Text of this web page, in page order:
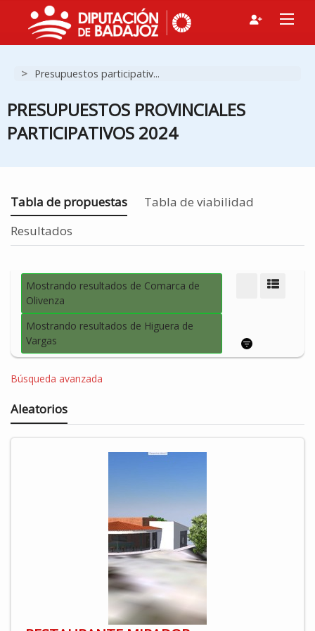
> Presupuestos participativ...
PRESUPUESTOS PROVINCIALES
PARTICIPATIVOS 2024
Estás en
Tabla de propuestas
Tabla de viabilidad
Resultados
Mostrando resultados de Comarca de
Olivenza
Mostrando resultados de Higuera de
Vargas
Búsqueda avanzada
Aleatorios